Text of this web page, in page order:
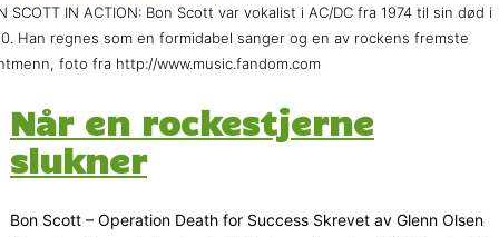
SCOTT IN ACTION: Bon Scott var vokalist i AC/DC fra 1974 til sin død i
Han regnes som en formidabel sanger og en av rockens fremste
foto fra http://www.music.fandom.com
Når en rockestjerne
slukner
Bon Scott – Operation Death for Success Skrevet av Glenn Olsen